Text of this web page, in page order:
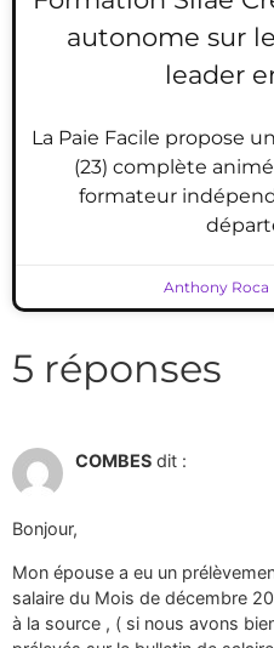
autonome sur
leader
La Paie Facile propose
(23) complète
formateur
Anthony Roca
5 réponses
COMBES dit :
Bonjour,
Mon épouse a eu un
salaire du Mois de décembre
à la source , ( si nous avons